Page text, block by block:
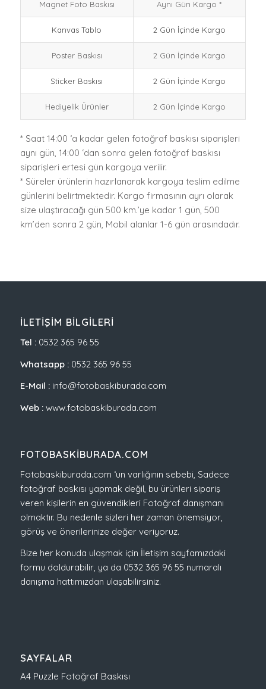
Magnet Foto Baskısı Aynı Gün Kargo *
Kanvas Tablo 2 Gün İçinde Kargo
Poster Baskısı 2 Gün İçinde Kargo
Sticker Baskısı 2 Gün İçinde Kargo
Hediyelik Ürünler 2 Gün İçinde Kargo
* Saat 14:00 ‘a kadar gelen fotoğraf baskısı siparişleri
aynı gün, 14:00 ‘dan sonra gelen fotoğraf baskısı
siparişleri ertesi gün kargoya verilir.
* Süreler ürünlerin hazırlanarak kargoya teslim edilme
günlerini belirtmektedir. Kargo firmasının ayrı olarak
size ulaştıracağı gün 500 km.’ye kadar 1 gün, 500
km’den sonra 2 gün, Mobil alanlar 1-6 gün arasındadır.
İLETIŞIM BILGILERI
Tel : 0532 365 96 55
Whatsapp : 0532 365 96 55
E-Mail :info@fotobaskiburada.com
Web :www.fotobaskiburada.com
FOTOBASKIBURADA.COM
Fotobaskiburada.com ‘un varlığının sebebi, Sadece
fotoğraf baskısı yapmak değil, bu ürünleri sipariş
veren kişilerin en güvendikleri Fotoğraf danışmanı
olmaktır. Bu nedenle sizleri her zaman önemsiyor,
görüş ve önerilerinize değer veriyoruz.
Bize her konuda ulaşmak için İletişim sayfamızdaki
formu doldurabilir, ya da 0532 365 96 55 numaralı
danışma hattımızdan ulaşabilirsiniz.
SAYFALAR
A4 Puzzle Fotoğraf Baskısı